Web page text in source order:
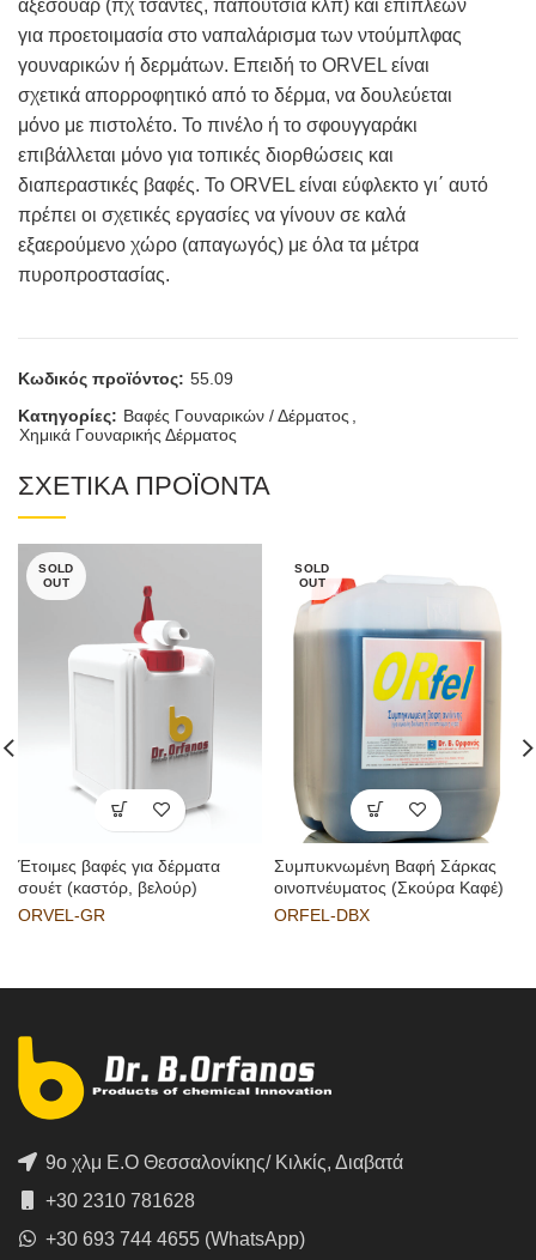
αξεσουάρ (πχ τσάντες, παπούτσια κλπ) και επιπλέων
για προετοιμασία στο ναπαλάρισμα των ντούμπλφας
γουναρικών ή δερμάτων. Επειδή το ORVEL είναι
σχετικά απορροφητικό από το δέρμα, να δουλεύεται
μόνο με πιστολέτο. Το πινέλο ή το σφουγγαράκι
επιβάλλεται μόνο για τοπικές διορθώσεις και
διαπεραστικές βαφές. Το ORVEL είναι εύφλεκτο γι΄ αυτό
πρέπει οι σχετικές εργασίες να γίνουν σε καλά
εξαερούμενο χώρο (απαγωγός) με όλα τα μέτρα
πυροπροστασίας.
Κωδικός προϊόντος: 55.09
Κατηγορίες: Βαφές Γουναρικών / Δέρματος
Χημικά Γουναρικής Δέρματος
ΣΧΕΤΙΚΑ ΠΡΟΪΟΝΤΑ
SOLD
OUT
Έτοιμες βαφές για δέρματα
σουέτ (καστόρ, βελούρ)
ORVEL-GR
SOLD
OUT
Συμπυκνωμένη Βαφή Σάρκας
οινοπνέυματος (Σκούρα Καφέ)
ORFEL-DBX
9ο χλμ Ε.Ο Θεσσαλονίκης/ Κιλκίς, Διαβατά
+30 2310 781628
+30 693 744 4655 (WhatsApp)